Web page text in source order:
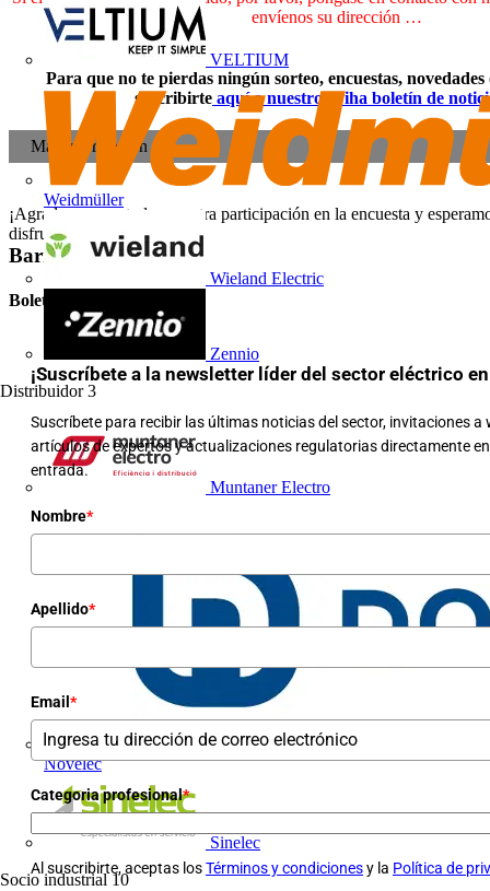
VELTIUM
Weidmüller
Wieland Electric
Zennio
Distribuidor 3
Muntaner Electro
Novelec
Sinelec
Socio industrial 10
envíenos su dirección …
Para que no te pierdas ningún sorteo, encuestas, novedades
suscribirte aquí a nuestro Wiha boletín de
Más información
¡Agradecemos a todos vuestra participación en la encuesta y
disfruten de sus premios!
Barra lateral
Boletín informativo
¡Suscríbete a la newsletter líder del sector eléctrico
Suscríbete para recibir las últimas noticias del sector, invitaciones a
artículos de expertos y actualizaciones regulatorias directamente
entrada.
Nombre*
Apellido*
Email *
Categoria profesional*
Al suscribirte, aceptas losTérminos y condicionesy la Política de